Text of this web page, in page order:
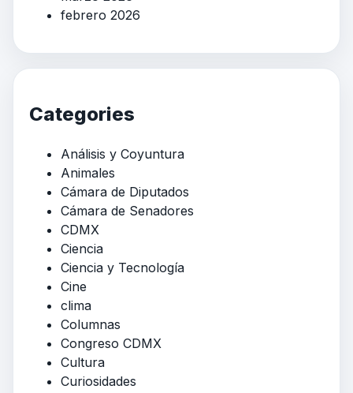
febrero 2026
Categories
Análisis y Coyuntura
Animales
Cámara de Diputados
Cámara de Senadores
CDMX
Ciencia
Ciencia y Tecnología
Cine
clima
Columnas
Congreso CDMX
Cultura
Curiosidades